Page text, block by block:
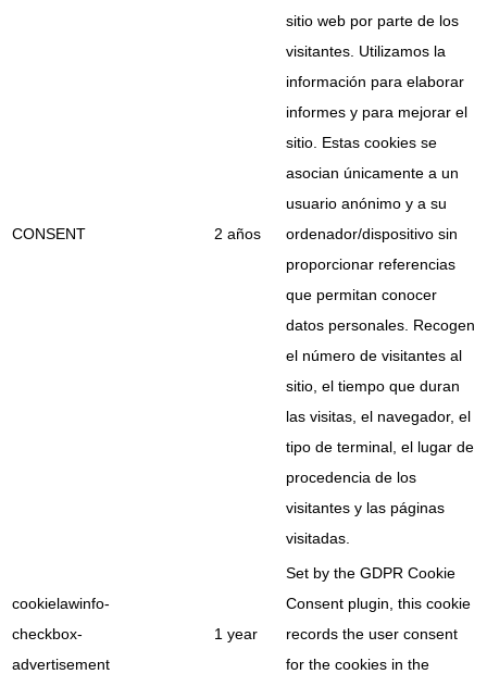
CONSENT 2 años
sitio web por parte de los
visitantes. Utilizamos la
información para elaborar
informes y para mejorar el
sitio. Estas cookies se
asocian únicamente a un
usuario anónimo y a su
ordenador/dispositivo sin
proporcionar referencias
que permitan conocer
datos personales. Recogen
el número de visitantes al
sitio, el tiempo que duran
las visitas, el navegador, el
tipo de terminal, el lugar de
procedencia de los
visitantes y las páginas
visitadas.
cookielawinfo-
checkbox-
advertisement
1 year
Set by the GDPR Cookie
Consent plugin, this cookie
records the user consent
for the cookies in the